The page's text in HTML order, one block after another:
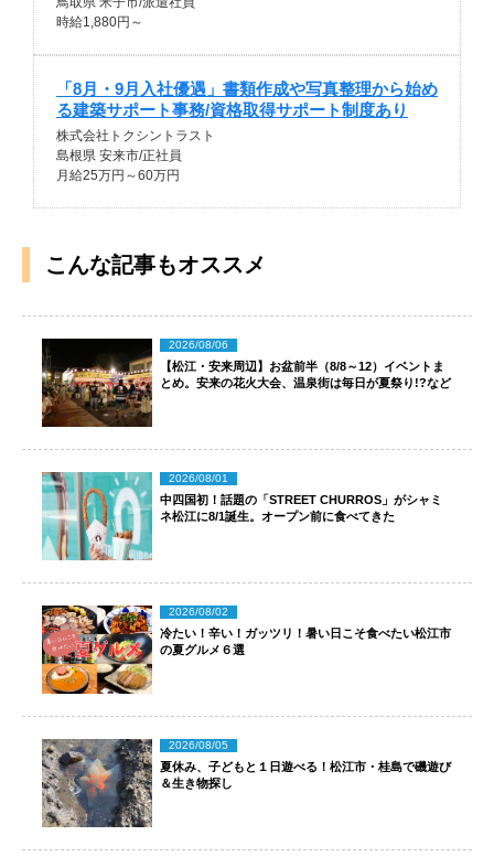
時給1,880円～
「8月・9月入社優遇」書類作成や写真整理から始め
る建築サポート事務/資格取得サポート制度あり
株式会社トクシントラスト
島根県 安来市/正社員
月給25万円～60万円
こんな記事もオススメ
2026/08/06
【松江・安来周辺】お盆前半（8/8～12）イベントま
とめ。安来の花火大会、温泉街は毎日が夏祭り!?など
2026/08/01
中四国初！話題の「STREET CHURROS」がシャミ
ネ松江に8/1誕生。オープン前に食べてきた
2026/08/02
冷たい！辛い！ガッツリ！暑い日こそ食べたい松江市
の夏グルメ６選
2026/08/05
夏休み、子どもと１日遊べる！松江市・桂島で磯遊び
＆生き物探し